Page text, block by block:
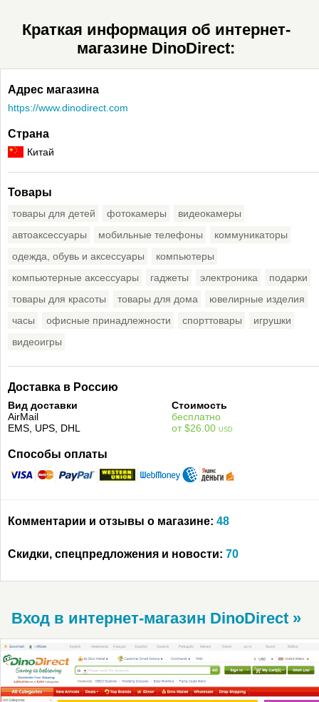
Краткая информация об интернет-
магазине DinoDirect:
Адрес магазина
https://www.dinodirect.com
Страна
Китай
Товары
товары для детей фотокамеры
видеокамеры
автоаксессуары
мобильные телефоны
коммуникаторы
одежда, обувь и аксессуары
компьютеры
компьютерные аксессуары
гаджеты электроника
подарки
товары для красоты
товары для дома
ювелирные изделия
часы
офисные принадлежности спорттовары
игрушки
видеоигры
Доставка в Россию
Вид доставки
Стоимость
AirMail
бесплатно
EMS, UPS, DHL
от $26.00 USD
Способы оплаты
Комментарии и отзывы о магазине: 48
Скидки, спецпредложения и новости: 70
Вход в интернет-магазин DinoDirect »